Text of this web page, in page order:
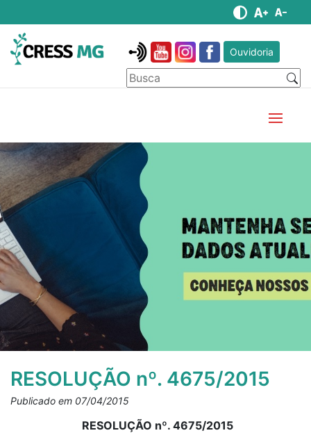
Ouvidoria
RESOLUÇÃO nº. 4675/2015
Publicado em 07/04/2015
RESOLUÇÃO nº. 4675/2015